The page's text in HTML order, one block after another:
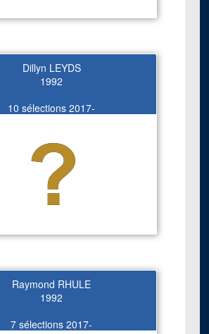
Dillyn LEYDS
1992
10 sélections 2017-
Raymond RHULE
1992
7 sélections 2017-